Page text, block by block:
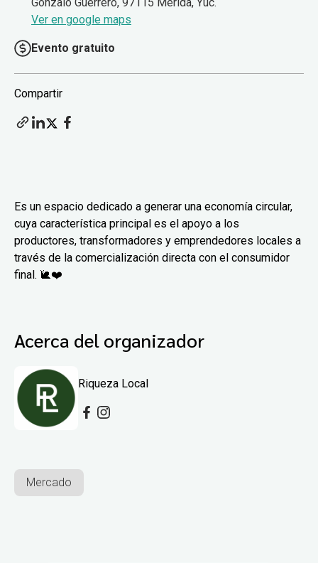
Ver en google maps
Evento gratuito
Compartir
Es un espacio dedicado a generar una economía circular,
cuya característica principal es el apoyo a los
productores, transformadores y emprendedores locales a
través de la comercialización directa con el consumidor
final. 🐌❤️
Acerca del organizador
Riqueza Local
Mercado